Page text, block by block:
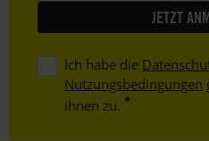
Ich habe die
Nutzungsbedingungen
ihnen zu.